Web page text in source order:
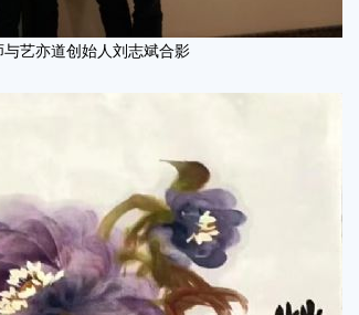
与艺亦道创始人刘志斌合影